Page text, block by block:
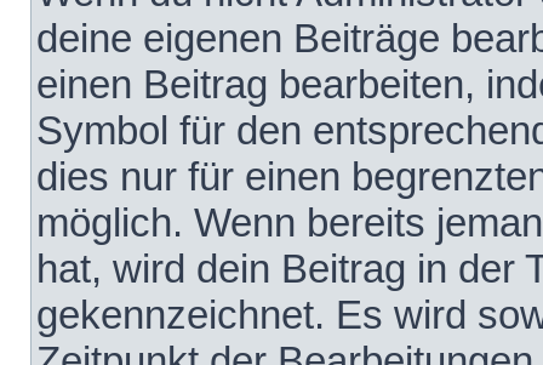
deine eigenen Beiträge
einen Beitrag bearbeiten,
Symbol für den
dies nur für einen
möglich. Wenn bereits
hat, wird dein Beitrag in der
gekennzeichnet. Es wird